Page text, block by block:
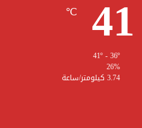
41
℃
26%
3.74 كيلومتر/ساعة